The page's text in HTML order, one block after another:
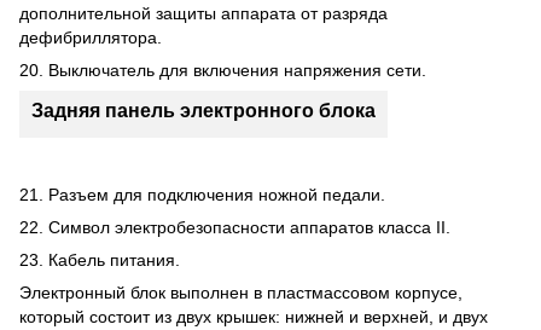
дополнительной защиты аппарата от разряда
дефибриллятора.
20. Выключатель для включения напряжения сети.
Задняя панель электронного блока
21. Разъем для подключения ножной педали.
22. Символ электробезопасности аппаратов класса II.
23. Кабель питания.
Электронный блок выполнен в пластмассовом корпусе,
который состоит из двух крышек: нижней и верхней, и двух